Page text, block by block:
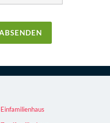
Einfamilienhaus